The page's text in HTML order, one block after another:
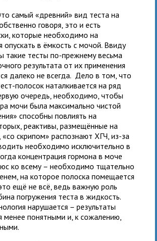
самый «древний» вид теста на
говоря, это и есть
которые необходимо на
опускать в ёмкость с мочой. Ввиду
такие тесты по-прежнему весьма
результата от их применения
далеко не всегда. Дело в том, что
полосок наталкивается на ряд
очередь, необходимо, чтобы
мочи была максимально чистой
способны повлиять на
реактивы, размещённые на
скрипом» распознают ХГЧ, из-за
необходимо исключительно в
концентрация гормона в моче
ко всему – необходимо тщательно
на которое полоска помещается
ещё не всё, ведь важную роль
погружения теста в жидкость.
нарушается – результаты
менее понятными и, к сожалению,